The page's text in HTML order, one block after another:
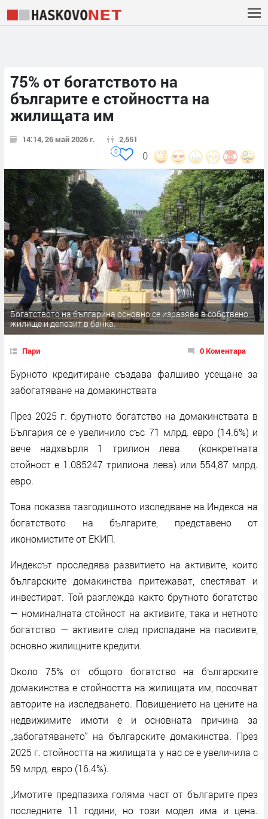
75% от богатството на
българите е стойността на
жилищата им
14:14, 26 май 2026 г. 2,551
0
0
Богатството на българина основно се изразява в собствено
жилище и депозит в банка.
Пари 0 Коментара
Бурното кредитиране създава фалшиво усещане за
забогатяване на домакинствата
През 2025 г. брутното богатство на домакинствата в
България се е увеличило със 71 млрд. евро (14.6%) и
вече надхвърля 1 трилион лева (конкретната
стойност е 1.085247 трилиона лева) или 554,87 млрд.
евро.
Това показва тазгодишното изследване на Индекса на
богатството на българите, представено от
икономистите от ЕКИП.
Индексът проследява развитието на активите, които
българските домакинства притежават, спестяват и
инвестират. Той разглежда както брутното богатство
— номиналната стойност на активите, така и нетното
богатство — активите след приспадане на пасивите,
основно жилищните кредити.
Около 75% от общото богатство на българските
домакинства е стойността на жилищата им, посочват
авторите на изследването. Повишението на цените на
недвижимите имоти е и основната причина за
„забогатяването“ на българските домакинства. През
2025 г. стойността на жилищата у нас се е увеличила с
59 млрд. евро (16.4%).
„Имотите предпазиха голяма част от българите през
последните 11 години, но този модел има и цена.